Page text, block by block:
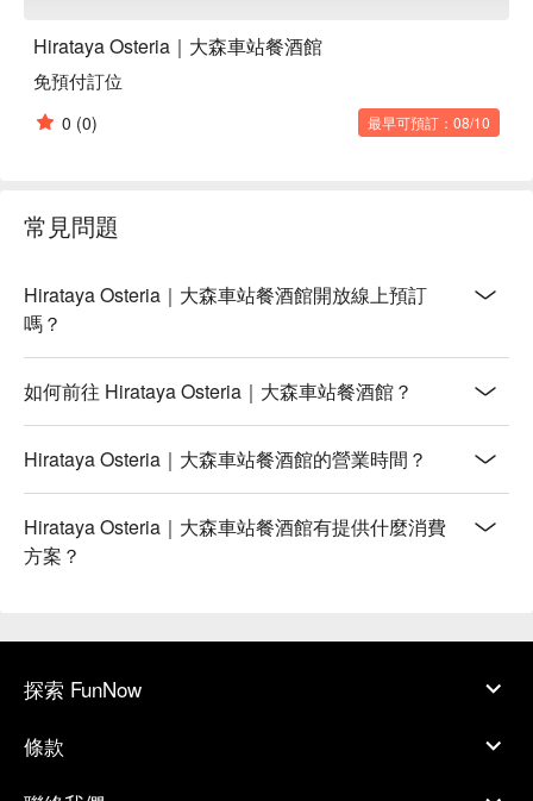
Hirataya Osteria｜大森車站餐酒館
免預付訂位
0 (0) 最早可預訂：08/10
常見問題
Hirataya Osteria｜大森車站餐酒館開放線上預訂
嗎？
如何前往 Hirataya Osteria｜大森車站餐酒館？
Hirataya Osteria｜大森車站餐酒館的營業時間？
Hirataya Osteria｜大森車站餐酒館有提供什麼消費
方案？
探索 FunNow
條款